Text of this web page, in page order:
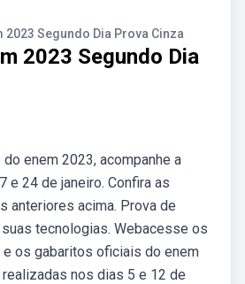
2023 Segundo Dia Prova Cinza
2023 Segundo Dia
enem 2023, acompanhe a
e 24 de janeiro. Confira as
anteriores acima. Prova de
tecnologias. Webacesse os
os gabaritos oficiais do enem
nos dias 5 e 12 de